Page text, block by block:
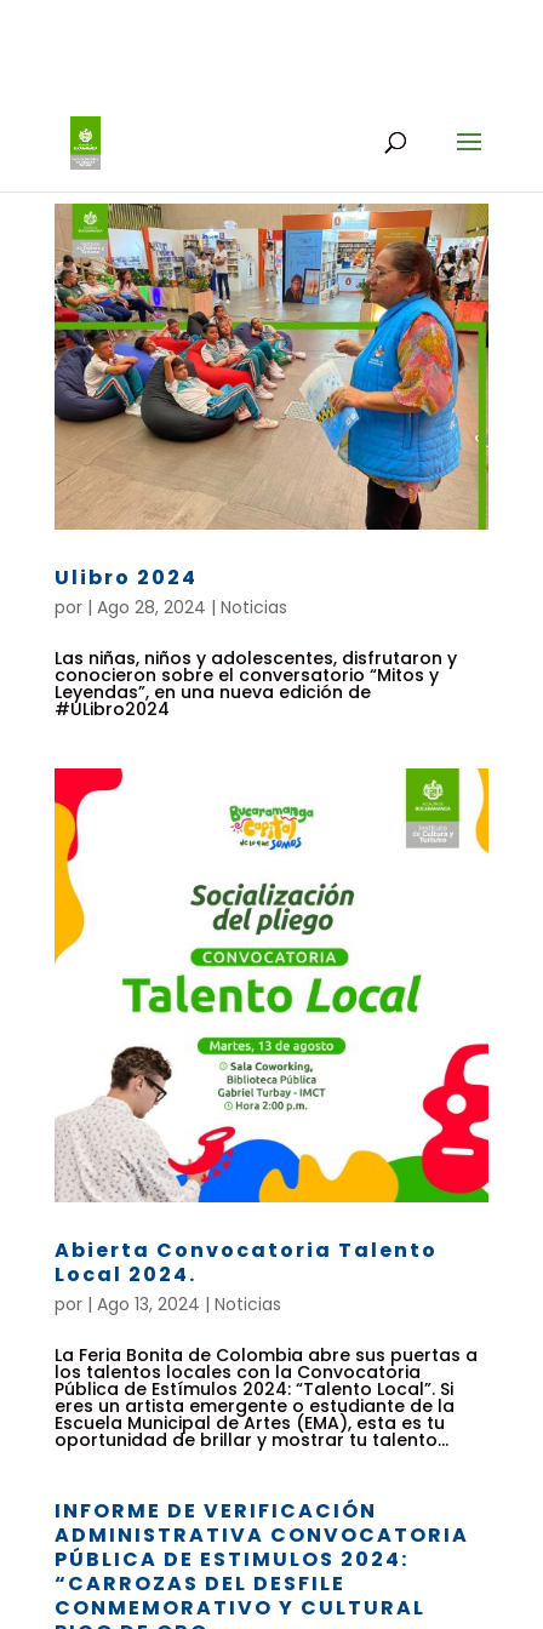
Ulibro 2024
por | Ago 28, 2024 | Noticias
Las niñas, niños y adolescentes, disfrutaron y
conocieron sobre el conversatorio “Mitos y
Leyendas”, en una nueva edición de
#ULibro2024
Abierta Convocatoria Talento
Local 2024.
por | Ago 13, 2024 | Noticias
La Feria Bonita de Colombia abre sus puertas a
los talentos locales con la Convocatoria
Pública de Estímulos 2024: “Talento Local”. Si
eres un artista emergente o estudiante de la
Escuela Municipal de Artes (EMA), esta es tu
oportunidad de brillar y mostrar tu talento...
INFORME DE VERIFICACIÓN
ADMINISTRATIVA CONVOCATORIA
PÚBLICA DE ESTIMULOS 2024:
“CARROZAS DEL DESFILE
CONMEMORATIVO Y CULTURAL